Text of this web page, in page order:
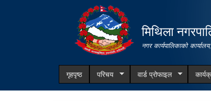
मिथिला
नगर कार्यपालिकाको
गृहपृष्ठ परिचय वार्ड प्रोफाइल